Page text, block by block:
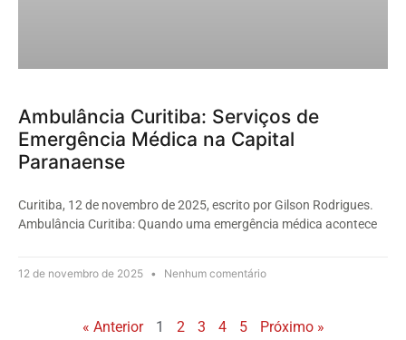
Ambulância Curitiba: Serviços de
Emergência Médica na Capital
Paranaense
Curitiba, 12 de novembro de 2025, escrito por Gilson Rodrigues.
Ambulância Curitiba: Quando uma emergência médica acontece
12 de novembro de 2025 Nenhum comentário
« Anterior 1 2 3 4 5 Próximo »